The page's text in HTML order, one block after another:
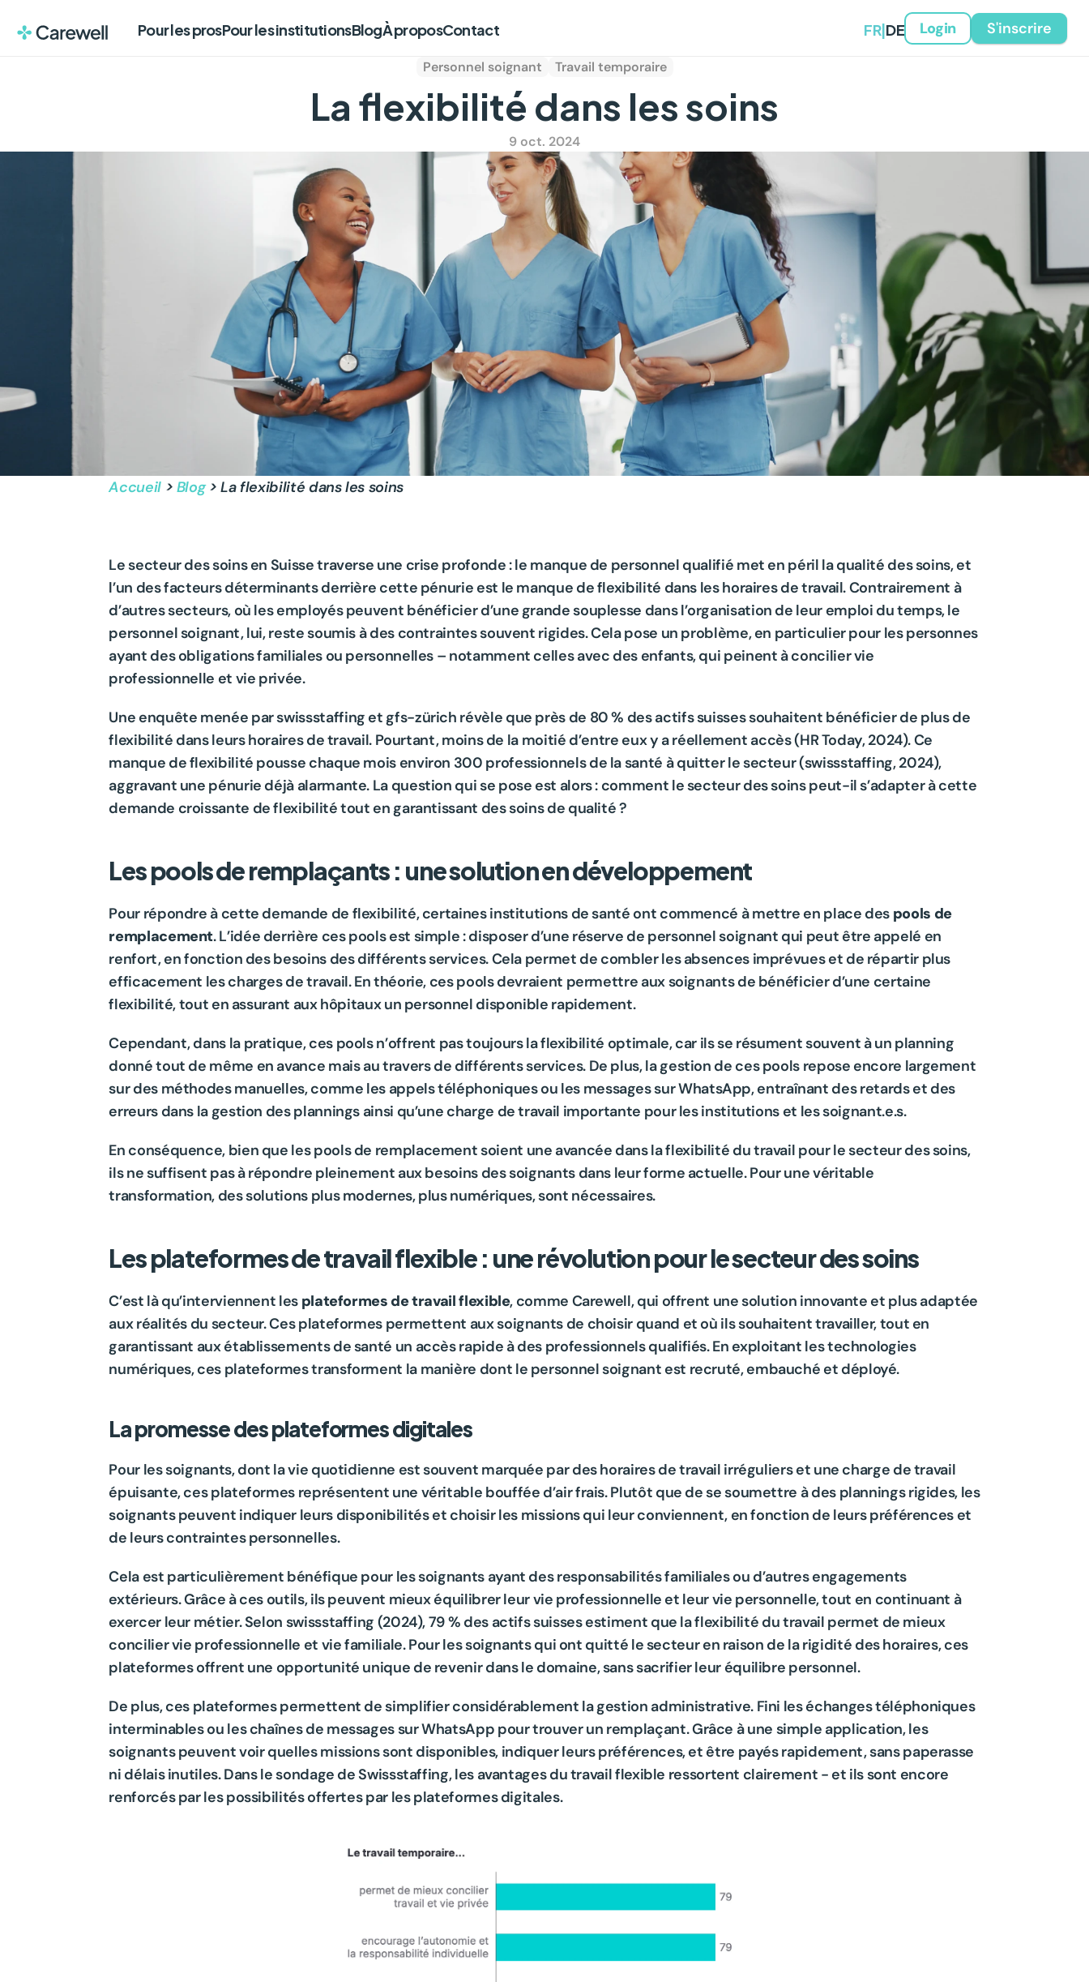
Pour les prosPour les institutionsBlogÀ proposContact FR|DE Login S'inscrire
Personnel soignant Travail temporaire
La flexibilité dans les soins
9 oct. 2024
Accueil > Blog > La flexibilité dans les soins
Le secteur des soins en Suisse traverse une crise profonde : le manque de personnel qualifié met en péril la qualité des soins, et
l’un des facteurs déterminants derrière cette pénurie est le manque de flexibilité dans les horaires de travail. Contrairement à
d’autres secteurs, où les employés peuvent bénéficier d’une grande souplesse dans l’organisation de leur emploi du temps, le
personnel soignant, lui, reste soumis à des contraintes souvent rigides. Cela pose un problème, en particulier pour les personnes
ayant des obligations familiales ou personnelles – notamment celles avec des enfants, qui peinent à concilier vie
professionnelle et vie privée.
Une enquête menée par swissstaffing et gfs-zürich révèle que près de 80 % des actifs suisses souhaitent bénéficier de plus de
flexibilité dans leurs horaires de travail. Pourtant, moins de la moitié d’entre eux y a réellement accès (HR Today, 2024). Ce
manque de flexibilité pousse chaque mois environ 300 professionnels de la santé à quitter le secteur (swissstaffing, 2024),
aggravant une pénurie déjà alarmante. La question qui se pose est alors : comment le secteur des soins peut-il s’adapter à cette
demande croissante de flexibilité tout en garantissant des soins de qualité ?
Les pools de remplaçants : une solution en développement
Pour répondre à cette demande de flexibilité, certaines institutions de santé ont commencé à mettre en place des pools de
remplacement. L’idée derrière ces pools est simple : disposer d’une réserve de personnel soignant qui peut être appelé en
renfort, en fonction des besoins des différents services. Cela permet de combler les absences imprévues et de répartir plus
efficacement les charges de travail. En théorie, ces pools devraient permettre aux soignants de bénéficier d’une certaine
flexibilité, tout en assurant aux hôpitaux un personnel disponible rapidement.
Cependant, dans la pratique, ces pools n’offrent pas toujours la flexibilité optimale, car ils se résument souvent à un planning
donné tout de même en avance mais au travers de différents services. De plus, la gestion de ces pools repose encore largement
sur des méthodes manuelles, comme les appels téléphoniques ou les messages sur WhatsApp, entraînant des retards et des
erreurs dans la gestion des plannings ainsi qu’une charge de travail importante pour les institutions et les soignant.e.s.
En conséquence, bien que les pools de remplacement soient une avancée dans la flexibilité du travail pour le secteur des soins,
ils ne suffisent pas à répondre pleinement aux besoins des soignants dans leur forme actuelle. Pour une véritable
transformation, des solutions plus modernes, plus numériques, sont nécessaires.
Les plateformes de travail flexible : une révolution pour le secteur des soins
C’est là qu’interviennent les plateformes de travail flexible, comme Carewell, qui offrent une solution innovante et plus adaptée
aux réalités du secteur. Ces plateformes permettent aux soignants de choisir quand et où ils souhaitent travailler, tout en
garantissant aux établissements de santé un accès rapide à des professionnels qualifiés. En exploitant les technologies
numériques, ces plateformes transforment la manière dont le personnel soignant est recruté, embauché et déployé.
La promesse des plateformes digitales
Pour les soignants, dont la vie quotidienne est souvent marquée par des horaires de travail irréguliers et une charge de travail
épuisante, ces plateformes représentent une véritable bouffée d’air frais. Plutôt que de se soumettre à des plannings rigides, les
soignants peuvent indiquer leurs disponibilités et choisir les missions qui leur conviennent, en fonction de leurs préférences et
de leurs contraintes personnelles.
Cela est particulièrement bénéfique pour les soignants ayant des responsabilités familiales ou d’autres engagements
extérieurs. Grâce à ces outils, ils peuvent mieux équilibrer leur vie professionnelle et leur vie personnelle, tout en continuant à
exercer leur métier. Selon swissstaffing (2024), 79 % des actifs suisses estiment que la flexibilité du travail permet de mieux
concilier vie professionnelle et vie familiale. Pour les soignants qui ont quitté le secteur en raison de la rigidité des horaires, ces
plateformes offrent une opportunité unique de revenir dans le domaine, sans sacrifier leur équilibre personnel.
De plus, ces plateformes permettent de simplifier considérablement la gestion administrative. Fini les échanges téléphoniques
interminables ou les chaînes de messages sur WhatsApp pour trouver un remplaçant. Grâce à une simple application, les
soignants peuvent voir quelles missions sont disponibles, indiquer leurs préférences, et être payés rapidement, sans paperasse
ni délais inutiles. Dans le sondage de Swissstaffing, les avantages du travail flexible ressortent clairement - et ils sont encore
renforcés par les possibilités offertes par les plateformes digitales.